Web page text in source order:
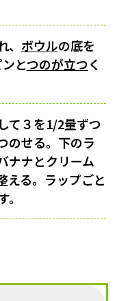
ボウルの底を
とつのが立つく
て３を1/2量ずつ
のせる。下のラ
ナナとクリーム
える。ラップごと